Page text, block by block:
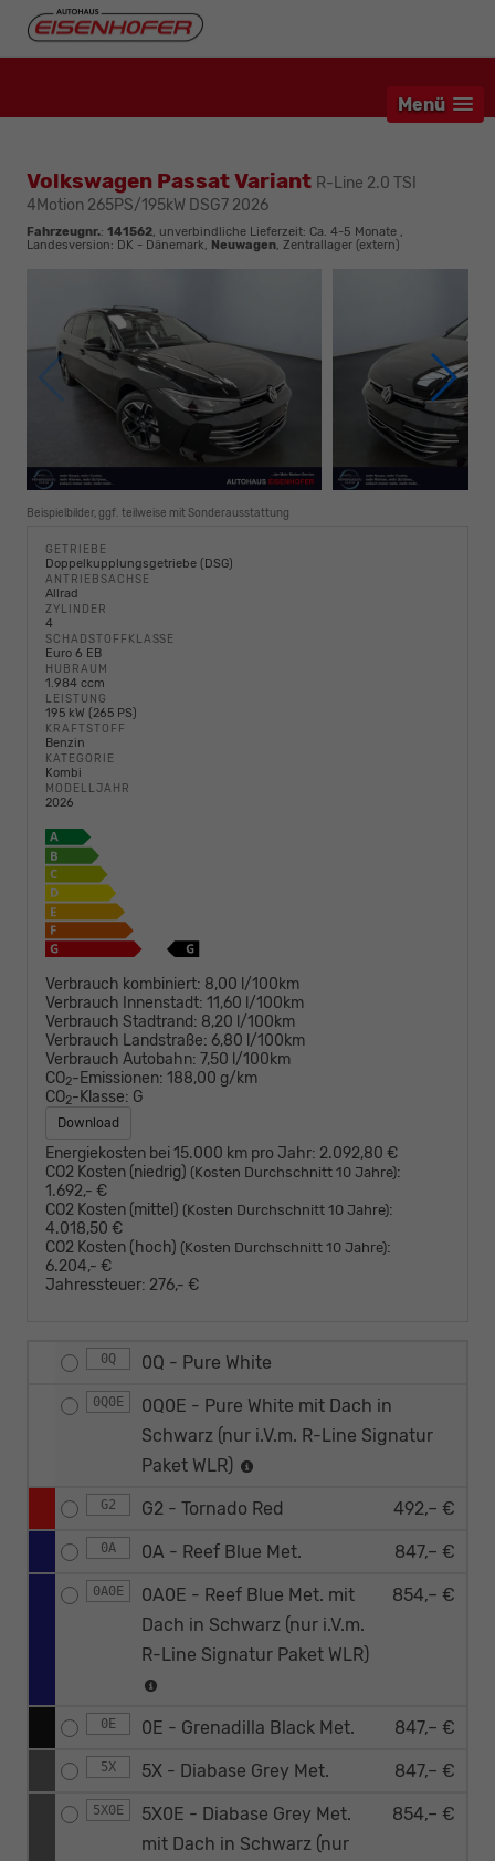
Menü
Volkswagen Passat Variant R-Line 2.0 TSI
4Motion 265PS/195kW DSG7 2026
Fahrzeugnr.: 141562, unverbindliche Lieferzeit: Ca. 4-5 Monate ,
Landesversion: DK - Dänemark, Neuwagen, Zentrallager (extern)
Beispielbilder, ggf. teilweise mit Sonderausstattung
GETRIEBE
Doppelkupplungsgetriebe (DSG)
ANTRIEBSACHSE
Allrad
ZYLINDER
4
SCHADSTOFFKLASSE
Euro 6 EB
HUBRAUM
1.984 ccm
LEISTUNG
195 kW (265 PS)
KRAFTSTOFF
Benzin
KATEGORIE
Kombi
MODELLJAHR
2026
Verbrauch kombiniert: 8,00 l/100km
Verbrauch Innenstadt: 11,60 l/100km
Verbrauch Stadtrand: 8,20 l/100km
Verbrauch Landstraße: 6,80 l/100km
Verbrauch Autobahn: 7,50 l/100km
CO2-Emissionen: 188,00 g/km
CO2-Klasse: G
Download
Energiekosten bei 15.000 km pro Jahr: 2.092,80 €
CO2 Kosten (niedrig) (Kosten Durchschnitt 10 Jahre):
1.692,- €
CO2 Kosten (mittel) (Kosten Durchschnitt 10 Jahre):
4.018,50 €
CO2 Kosten (hoch) (Kosten Durchschnitt 10 Jahre):
6.204,- €
Jahressteuer: 276,- €
0Q 0Q - Pure White
0Q0E
0Q0E - Pure White mit Dach in
Schwarz (nur i.V.m. R-Line Signatur
Paket WLR)
G2 G2 - Tornado Red 492,– €
0A 0A - Reef Blue Met. 847,– €
0A0E
0A0E - Reef Blue Met. mit
Dach in Schwarz (nur i.V.m.
R-Line Signatur Paket WLR)
854,– €
0E 0E - Grenadilla Black Met. 847,– €
5X 5X - Diabase Grey Met. 847,– €
5X0E
5X0E - Diabase Grey Met.
mit Dach in Schwarz (nur
854,– €